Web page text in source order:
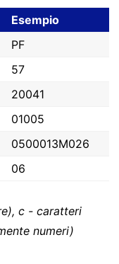
Esempio
PF
57
20041
01005
0500013M026
06
c - caratteri
numeri)